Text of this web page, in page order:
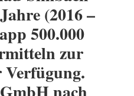
(2016 –
500.000
zur
Verfügung.